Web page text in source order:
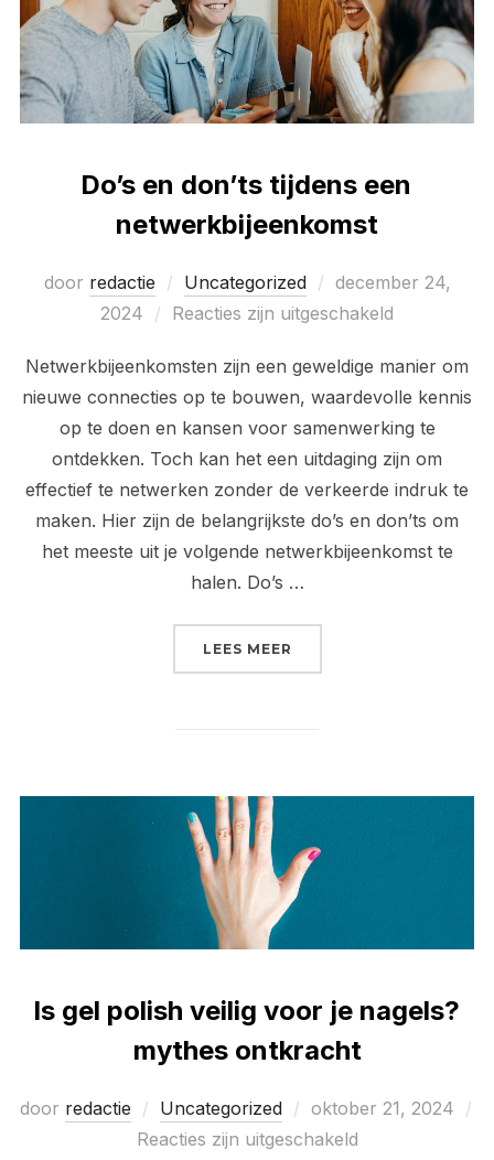
Do’s en don’ts tijdens een
netwerkbijeenkomst
door redactie Uncategorized
Geplaatst
op
december 24,
2024
Reacties zijn uitgeschakeld
Netwerkbijeenkomsten zijn een geweldige manier om
nieuwe connecties op te bouwen, waardevolle kennis
op te doen en kansen voor samenwerking te
ontdekken. Toch kan het een uitdaging zijn om
effectief te netwerken zonder de verkeerde indruk te
maken. Hier zijn de belangrijkste do’s en don’ts om
het meeste uit je volgende netwerkbijeenkomst te
halen. Do’s …
LEES MEER
Is gel polish veilig voor je nagels?
mythes ontkracht
door redactie Uncategorized
Geplaatst
op
oktober 21, 2024
Reacties zijn uitgeschakeld